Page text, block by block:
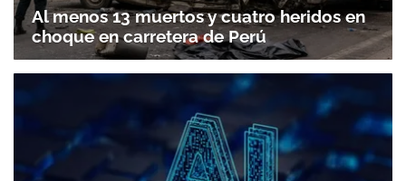
Al menos 13 muertos y cuatro heridos en
choque en carretera de Perú